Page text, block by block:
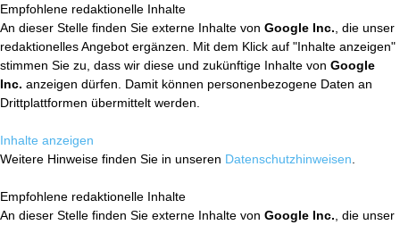
Empfohlene redaktionelle Inhalte
An dieser Stelle finden Sie externe Inhalte von Google Inc. , die unser
redaktionelles Angebot ergänzen. Mit dem Klick auf "Inhalte anzeigen"
stimmen Sie zu, dass wir diese und zukünftige Inhalte von Google
Inc. anzeigen dürfen. Damit können personenbezogene Daten an
Drittplattformen übermittelt werden.
Inhalte anzeigen
Weitere Hinweise finden Sie in unseren Datenschutzhinweisen
Empfohlene redaktionelle Inhalte
An dieser Stelle finden Sie externe Inhalte von Google Inc. , die unser